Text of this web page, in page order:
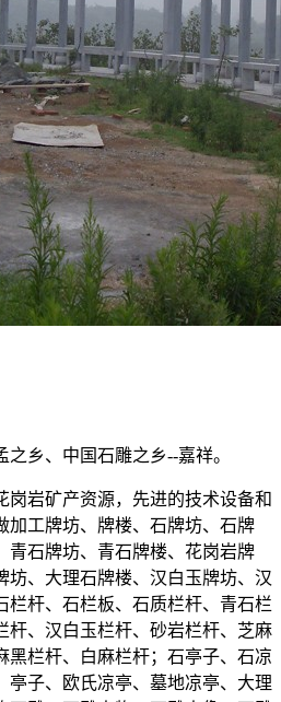
乡、中国石雕之乡--嘉祥。
岩矿产资源，先进的技术设备和
加工牌坊、牌楼、石牌坊、石牌
青石牌坊、青石牌楼、花岗岩牌
坊、大理石牌楼、汉白玉牌坊、汉
栏杆、石栏板、石质栏杆、青石栏
杆、汉白玉栏杆、砂岩栏杆、芝麻
黑栏杆、白麻栏杆；石亭子、石凉
亭子、欧氏凉亭、墓地凉亭、大理